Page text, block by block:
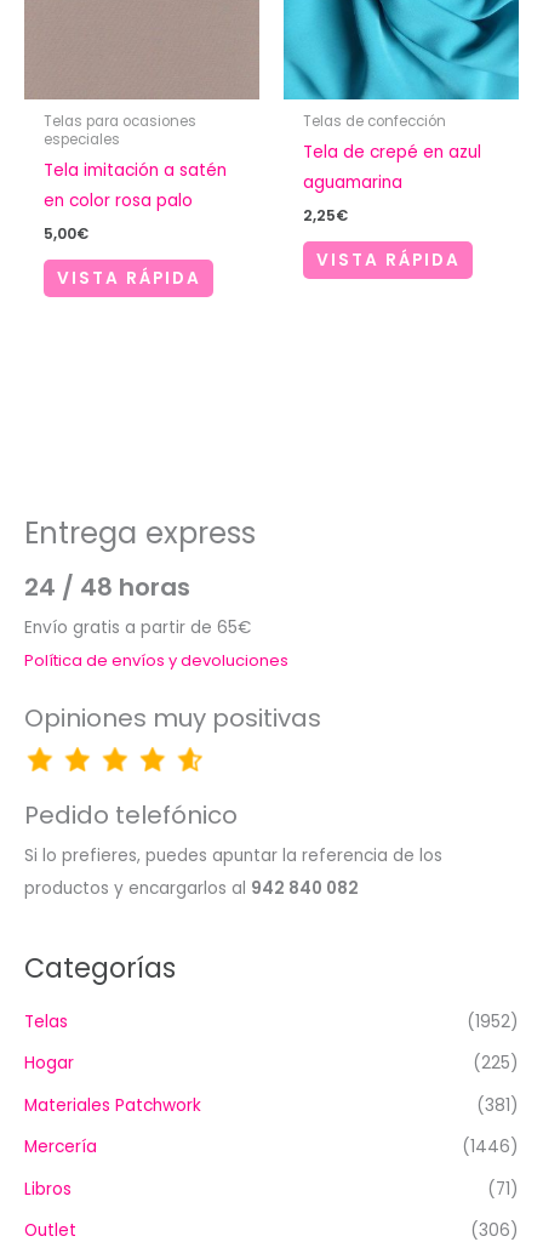
Telas para ocasiones
especiales
Tela imitación a satén
en color rosa palo
5,00€
VISTA RÁPIDA
Telas de confección
Tela de crepé en azul
aguamarina
2,25€
VISTA RÁPIDA
Entrega express
24 / 48 horas
Envío gratis a partir de 65€
Política de envíos y devoluciones
Opiniones muy positivas
Pedido telefónico
Si lo prefieres, puedes apuntar la referencia de los
productos y encargarlos al 942 840 082
Categorías
Telas
(1952)
Hogar
(225)
Materiales Patchwork
(381)
Mercería
(1446)
Libros
(71)
Outlet
(306)